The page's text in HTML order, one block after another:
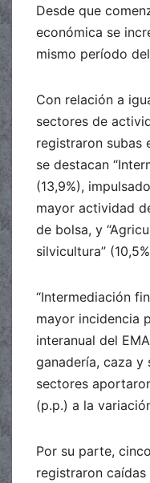
Desde que
económica se
mismo período
Con relación a
sectores de
registraron subas
se destacan
(13,9%),
mayor actividad
de bolsa, y
silvicultura”
“Intermediación
mayor incidencia
interanual del
ganadería, caza y
sectores
(p.p.) a la
Por su parte,
registraron